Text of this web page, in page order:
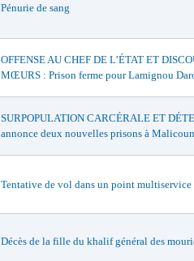
Pénurie de sang
OFFENSE AU CHEF DE L’ÉTAT ET
MŒURS : Prison ferme pour Lamignou
SURPOPULATION CARCÉRALE ET
annonce deux nouvelles prisons à
Tentative de vol dans un point multiservice
Décès de la fille du khalif général des